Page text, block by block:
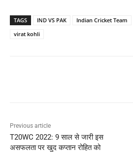
TAGS IND VS PAK Indian Cricket Team
virat kohli
Previous article
T20WC 2022: 9 साल से जारी इस
असफलता पर खुद कप्तान रोहित को